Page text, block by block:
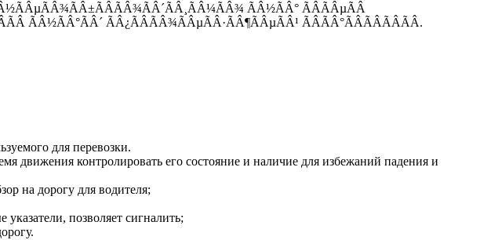
ÃÂ½ÃÂ° ÃÂÃÂµÃÂ
ÃÂ½ÃÂ°ÃÂ´ ÃÂ¿ÃÂÃÂ¾ÃÂµÃÂ·ÃÂ¶ÃÂµÃÂ¹ ÃÂÃÂ°ÃÂÃÂÃÂÃÂ.
для перевозки.
движения контролировать его состояние и наличие для избежаний падения и
на дорогу для водителя;
позволяет сигналить;